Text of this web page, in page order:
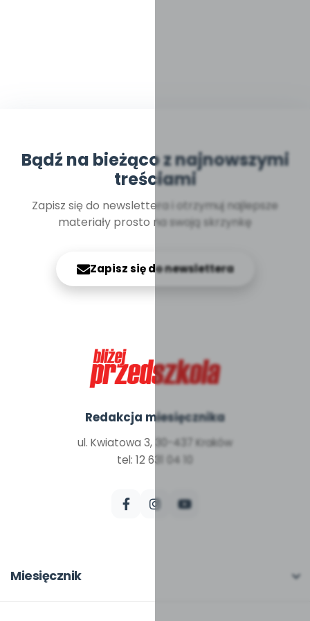
Bądź na bieżąco z najnowszymi
treściami
Zapisz się do newslettera i otrzymuj najlepsze
materiały prosto na swoją skrzynkę
Zapisz się do newslettera
Redakcja miesięcznika
ul. Kwiatowa 3, 30-437 Kraków
tel: 12 631 04 10
Miesięcznik